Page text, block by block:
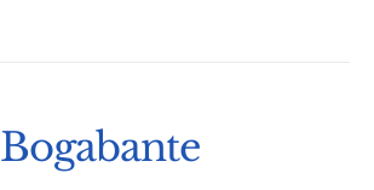
Bogabante